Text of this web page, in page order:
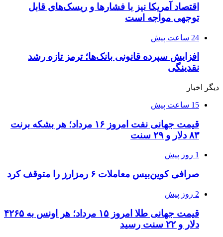
اقتصاد آمریکا نیز با فشارها و ریسک‌های قابل
توجهی مواجه است
24 ساعت پیش
افزایش سپرده قانونی بانک‌ها؛ ترمز تازه رشد
نقدینگی
دیگر اخبار
15 ساعت پیش
قیمت جهانی نفت امروز ۱۶ مرداد؛ هر بشکه برنت
۸۳ دلار و ۲۹ سنت
1 روز پیش
صرافی کوین‌بیس معاملات ۶ رمزارز را متوقف کرد
2 روز پیش
قیمت جهانی طلا امروز ۱۵ مرداد؛ هر اونس به ۴۲۶۵
دلار و ۲۲ سنت رسید